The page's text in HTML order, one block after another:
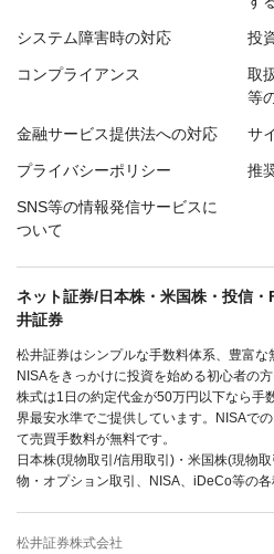
システム障害時の対応 投
コンプライアンス
取
等
金融サービス提供法への対応 サ
プライバシーポリシー 推
SNS等の情報発信サービスに
ついて
ネット証券/日本株・米国株・投信
井証券
松井証券はシンプルな手数料体系、豊富
NISAをきっかけに投資を始める初心者の方
株式は1日の約定代金が50万円以下なら手
界最安水準でご提供しています。NISAで
て売買手数料が無料です。
日本株(現物取引/信用取引)・米国株(現物
物・オプション取引、NISA、iDeCo等の各
松井証券株式会社